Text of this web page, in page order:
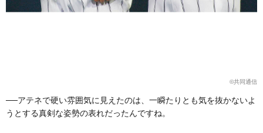
©共同通信
──アテネで硬い雰囲気に見えたのは、一瞬たりとも気を抜かないよ
うとする真剣な姿勢の表れだったんですね。